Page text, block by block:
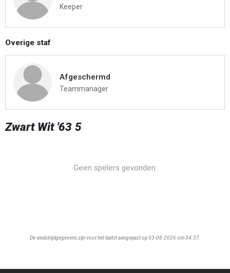
Keeper
Overige staf
Afgeschermd
Teammanager
Zwart Wit '63 5
Geen spelers gevonden.
De wedstrijdgegevens zijn voor het laatst aangepast op 03-08-2026 om 04:37.